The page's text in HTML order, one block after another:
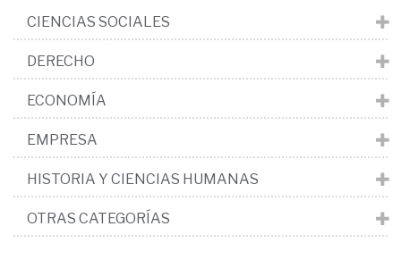
CIENCIAS SOCIALES
DERECHO
ECONOMÍA
EMPRESA
HISTORIA Y CIENCIAS HUMANAS
OTRAS CATEGORÍAS